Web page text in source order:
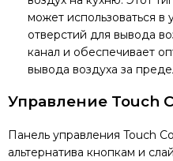
может использоваться в
отверстий для вывода
канал и обеспечивает
вывода воздуха за
Управление Touch
Панель управления Touch
альтернатива кнопкам и